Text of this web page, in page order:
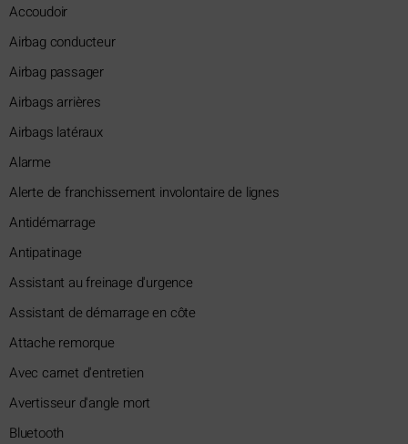
Accoudoir
Airbag conducteur
Airbag passager
Airbags arrières
Airbags latéraux
Alarme
Alerte de franchissement involontaire de lignes
Antidémarrage
Antipatinage
Assistant au freinage d'urgence
Assistant de démarrage en côte
Attache remorque
Avec carnet d'entretien
Avertisseur d'angle mort
Bluetooth